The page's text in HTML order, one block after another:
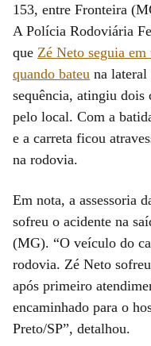
153, entre Fronteira
A Polícia Rodoviária
que Zé Neto seguia
quando bateu na lateral
sequência, atingiu dois
pelo local. Com a
e a carreta ficou
na rodovia.
Em nota, a assessoria
sofreu o acidente na
(MG). “O veículo do
rodovia. Zé Neto
após primeiro
encaminhado para o
Preto/SP”, detalhou.